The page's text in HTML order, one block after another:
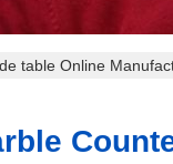
table Online